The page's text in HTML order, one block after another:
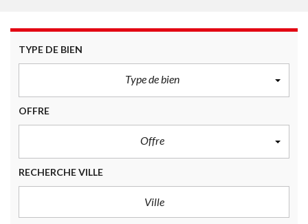
TYPE DE BIEN
Type de bien
OFFRE
Offre
RECHERCHE VILLE